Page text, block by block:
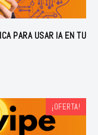
PARA USAR IA EN TU
¡OFERTA!